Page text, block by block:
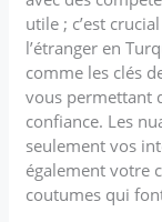
utile ; c’est
l’étranger en
comme les clés
vous permettant
confiance. Les
seulement vos
également votre
coutumes qui